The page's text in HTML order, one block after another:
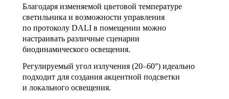
Благодаря изменяемой цветовой температуре
светильника и возможности управления
по протоколу DALI в помещении можно
настраивать различные сценарии
биодинамического освещения.
Регулируемый угол излучения (20–60°) идеально
подходит для создания акцентной подсветки
и локального освещения.